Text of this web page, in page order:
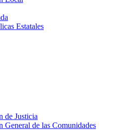
Estatales
de Justicia
General de las Comunidades